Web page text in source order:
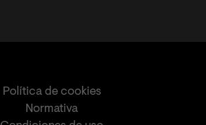
Política de cookies
Normativa